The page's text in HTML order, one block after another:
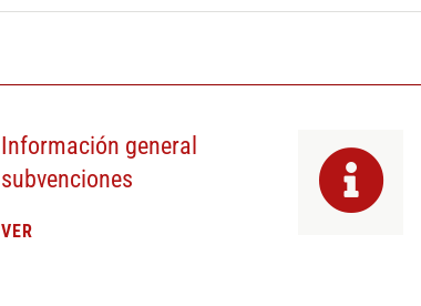
Información general
subvenciones
VER